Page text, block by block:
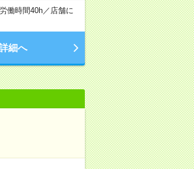
働時間40h／店舗に
細へ